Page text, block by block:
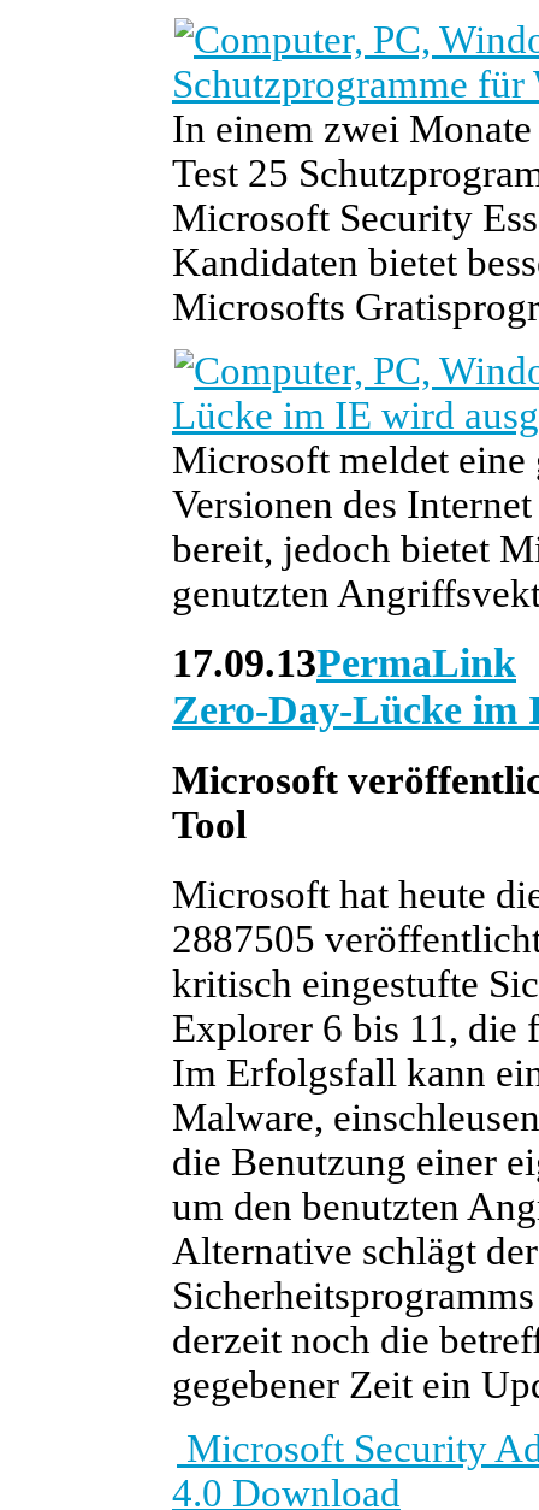
Schutzprogramme
In einem zwei
Test 25
Microsoft Security
Kandidaten bietet
Microsofts
Lücke im IE wird
Microsoft meldet eine
Versionen des
bereit, jedoch bietet
genutzten
17.09.13PermaLink
Zero-Day-Lücke im
Microsoft
Tool
Microsoft hat heute
2887505
kritisch eingestufte
Explorer 6 bis 11, die
Im Erfolgsfall kann
Malware,
die Benutzung einer
um den benutzten
Alternative schlägt
derzeit noch die
gegebener Zeit ein
Microsoft Security
4.0 Download